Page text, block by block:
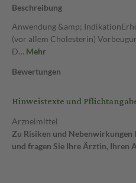
Beschreibung
Anwendung &amp;
(vor allem Cholesterin)
D… Mehr
Bewertungen
Hinweistexte und
Arzneimittel
Zu Risiken und Nebenwirkungen
und fragen Sie Ihre Ärztin, Ihren